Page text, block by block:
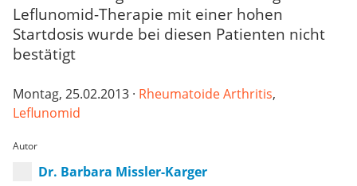
Leflunomid-Therapie mit einer hohen
Startdosis wurde bei diesen Patienten nicht
bestätigt
Montag, 25.02.2013 · Rheumatoide Arthritis,
Leflunomid
Autor
Dr. Barbara Missler-Karger